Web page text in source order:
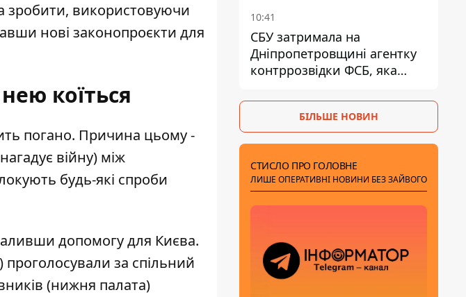
зробити, використовуючи
нові законопроєкти для
коїться
погано. Причина цьому -
війну) між
будь-які спроби
допомогу для Києва.
за спільний
(нижня палата)
10:41
СБУ затримала на
Дніпропетровщині агентку
контррозвідки ФСБ, яка
шпигувала за військовими
БІЛЬШЕ НОВИН
СТИСЛО ПРО ГОЛОВНЕ
ЛИШЕ ОПЕРАТИВНІ НОВИНИ БЕЗ ЗАЙВОГО